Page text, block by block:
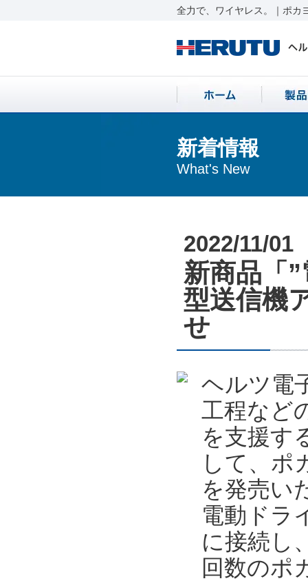
全力で、ワイヤレス。｜ポカ
新着情報
What's New
2022/11/01
新商品「
型送信機
せ
ヘルツ電
工程など
を支援す
して、ポ
を発売い
電動ドラ
に接続し
回数のポ